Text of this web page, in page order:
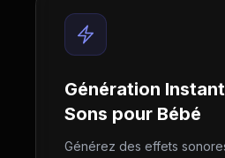
Génération
Sons pour Bébé
Générez des effets